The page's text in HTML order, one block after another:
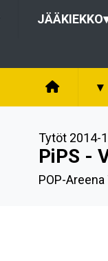
JÄÄKIEKKO
▾
Tytöt 2014-
PiPS -
POP-